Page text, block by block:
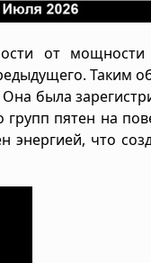
от мощности
Таким
была
пятен на
что